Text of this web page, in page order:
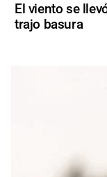
El viento se
trajo basura